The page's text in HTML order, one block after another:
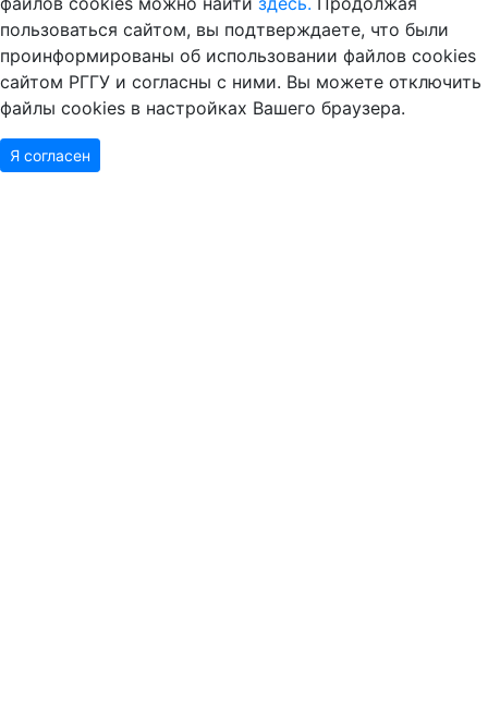
пользоваться сайтом, вы подтверждаете, что были
проинформированы об использовании файлов cookies
сайтом РГГУ и согласны с ними. Вы можете отключить
файлы cookies в настройках Вашего браузера.
Я согласен